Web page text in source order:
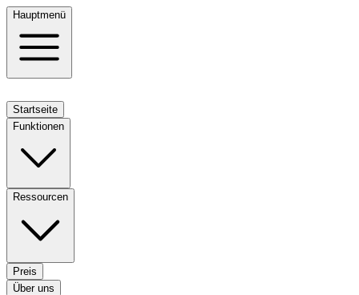
Hauptmenü
Startseite
Funktionen
Ressourcen
Preis
Über uns